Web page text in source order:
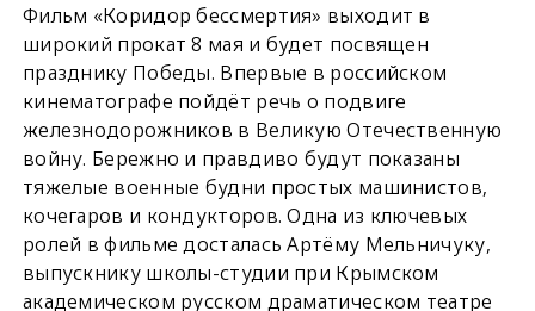
Фильм «Коридор бессмертия» выходит в
широкий прокат 8 мая и будет посвящен
празднику Победы. Впервые в российском
кинематографе пойдёт речь о подвиге
железнодорожников в Великую Отечественную
войну. Бережно и правдиво будут показаны
тяжелые военные будни простых машинистов,
кочегаров и кондукторов. Одна из ключевых
ролей в фильме досталась Артёму Мельничуку,
выпускнику школы-студии при Крымском
академическом русском драматическом театре